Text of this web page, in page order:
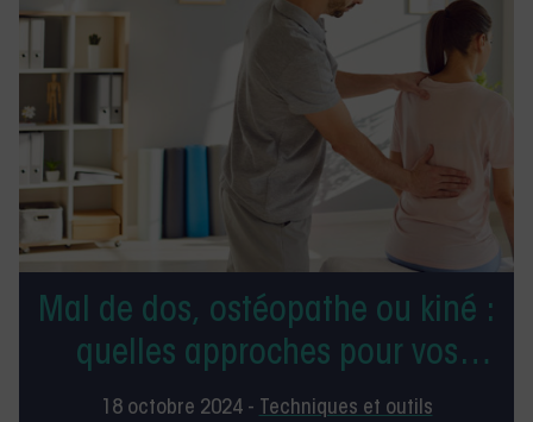
Mal de dos, ostéopathe ou kiné :
quelles approches pour vos
patients ?
18 octobre 2024 - Techniques et outils